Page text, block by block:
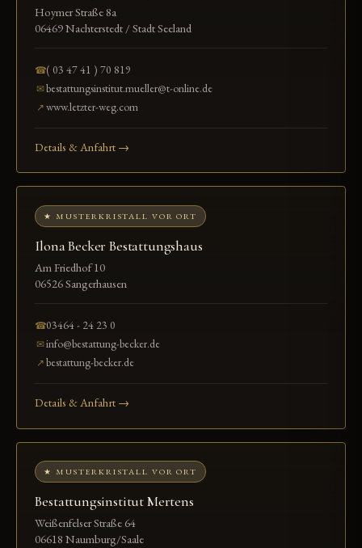
Hoymer Straße 8a
06469 Nachterstedt / Stadt Seeland
☎( 03 47 41 ) 70 819
✉bestattungsinstitut.mueller@t-online.de
↗www.letzter-weg.com
Details & Anfahrt →
★ MUSTERKRISTALL VOR ORT
Ilona Becker Bestattungshaus
Am Friedhof 10
06526 Sangerhausen
☎03464 - 24 23 0
✉info@bestattung-becker.de
↗bestattung-becker.de
Details & Anfahrt →
★ MUSTERKRISTALL VOR ORT
Bestattungsinstitut Mertens
Weißenfelser Straße 64
06618 Naumburg/Saale